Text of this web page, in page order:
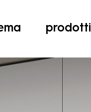
prodotti